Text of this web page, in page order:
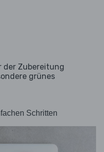
der Zubereitung
grünes
Schritten